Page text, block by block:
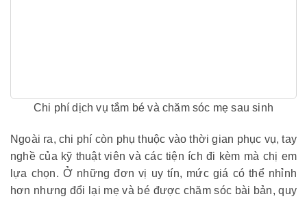
Chi phí dịch vụ tắm bé và chăm sóc mẹ sau sinh
Ngoài ra, chi phí còn phụ thuộc vào thời gian phục vụ, tay
nghề của kỹ thuật viên và các tiện ích đi kèm mà chị em
lựa chọn. Ở những đơn vị uy tín, mức giá có thể nhỉnh
hơn nhưng đổi lại mẹ và bé được chăm sóc bài bản, quy